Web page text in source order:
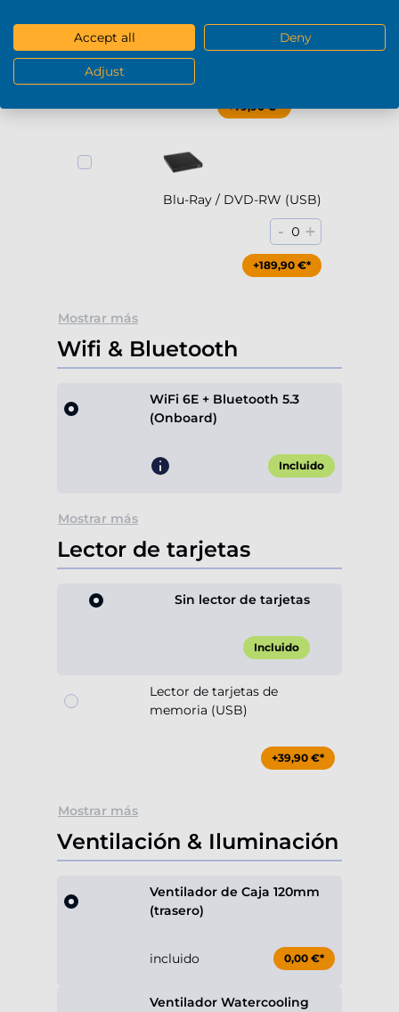
DVD-RW (USB)
+79,90 €*
Blu-Ray / DVD-RW (USB)
- 0 +
+189,90 €*
Mostrar más
Wifi & Bluetooth
WiFi 6E + Bluetooth 5.3
(Onboard)
Incluido
Mostrar más
Lector de tarjetas
Sin lector de tarjetas
Incluido
Lector de tarjetas de
memoria (USB)
+39,90 €*
Mostrar más
Ventilación & Iluminación
Ventilador de Caja 120mm
(trasero)
incluido 0,00 €*
Ventilador Watercooling
Accept all Deny
Adjust